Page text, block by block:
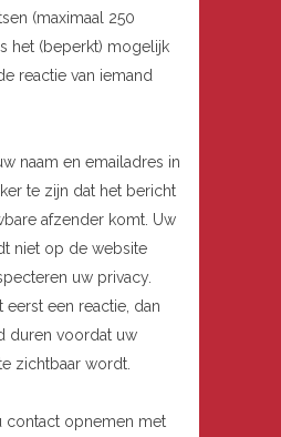
(maximaal 250
het (beperkt) mogelijk
reactie van iemand
naam en emailadres in
te zijn dat het bericht
afzender komt. Uw
niet op de website
uw privacy.
eerst een reactie, dan
duren voordat uw
zichtbaar wordt.
contact opnemen met